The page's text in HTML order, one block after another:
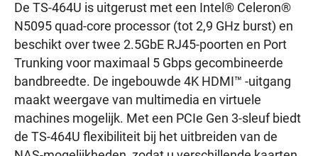
De TS-464U is uitgerust met een Intel® Celeron®
N5095 quad-core processor (tot 2,9 GHz burst) en
beschikt over twee 2.5GbE RJ45-poorten en Port
Trunking voor maximaal 5 Gbps gecombineerde
bandbreedte. De ingebouwde 4K HDMI™ -uitgang
maakt weergave van multimedia en virtuele
machines mogelijk. Met een PCIe Gen 3-sleuf biedt
de TS-464U flexibiliteit bij het uitbreiden van de